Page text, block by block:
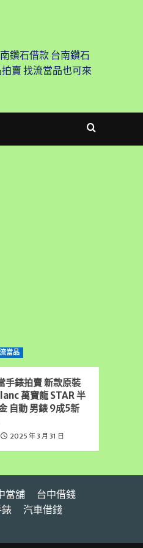
鑽石借款 台南鑽石
賣 找流當品也可來
當品
手錶拍賣 新款原裝
萬寶龍 STAR 半
自動 男錶 9成5新
2025 年 3 月 31 日
當舖
台中借錢
錶
汽車借錢